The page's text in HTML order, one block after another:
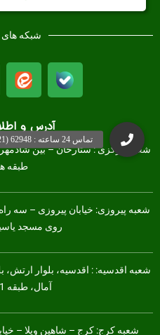
آدرس و
شعبه مرکزی :
طبقه
شعبه پیروزی: خیابان پیروزی – سه
روی مسجد یاسین
شعبه اقدسیه: : اقدسیه، بلوار ارتش،
آمال، طبقه G1، واحد 30
شعبه کرج:کرج – شاهین ویلا –
شبکه های